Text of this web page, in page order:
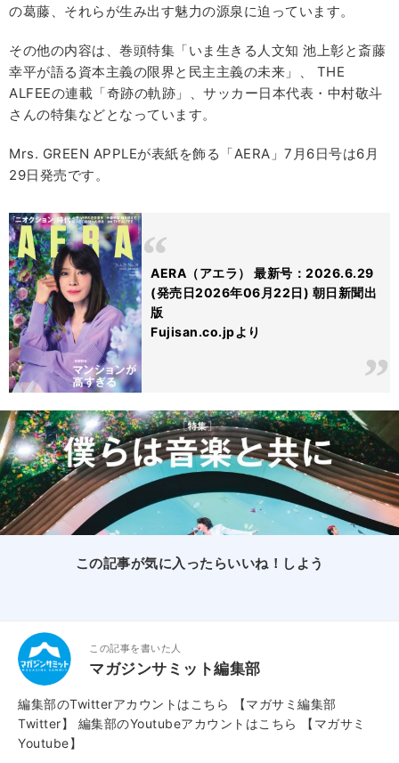
の葛藤、それらが生み出す魅力の源泉に迫っています。
その他の内容は、巻頭特集「いま生きる人文知 池上彰と斎藤
幸平が語る資本主義の限界と民主主義の未来」、 THE
ALFEEの連載「奇跡の軌跡」、サッカー日本代表・中村敬斗
さんの特集などとなっています。
Mrs. GREEN APPLEが表紙を飾る「AERA」7月6日号は6月
29日発売です。
AERA（アエラ） 最新号：2026.6.29
(発売日2026年06月22日) 朝日新聞出
版
Fujisan.co.jpより
この記事が気に入ったらいいね！しよう
この記事を書いた人
マガジンサミット編集部
編集部のTwitterアカウントはこちら
【マガサミ編集部
Twitter】
編集部のYoutubeアカウントはこちら
【マガサミ
Youtube】